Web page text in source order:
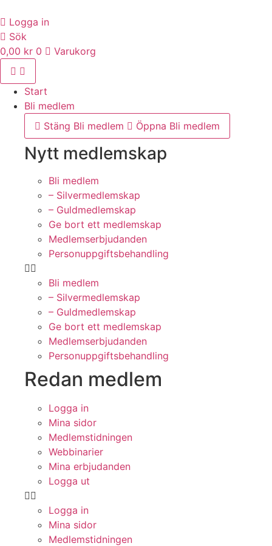
till
innehåll
Logga in
Sök
0,00 kr 0 Varukorg
Start
Bli medlem
Stäng Bli medlem
Öppna Bli medlem
Nytt medlemskap
Bli medlem
– Silvermedlemskap
– Guldmedlemskap
Ge bort ett medlemskap
Medlemserbjudanden
Personuppgiftsbehandling
Bli medlem
– Silvermedlemskap
– Guldmedlemskap
Ge bort ett medlemskap
Medlemserbjudanden
Personuppgiftsbehandling
Redan medlem
Logga in
Mina sidor
Medlemstidningen
Webbinarier
Mina erbjudanden
Logga ut
Logga in
Mina sidor
Medlemstidningen